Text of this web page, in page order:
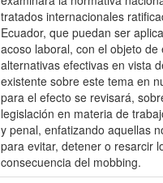
tratados internacionales
Ecuador, que puedan ser
acoso laboral, con el objeto de
alternativas efectivas en vista
existente sobre este tema en
para el efecto se revisará,
legislación en materia de
y penal, enfatizando aquellas
para evitar, detener o resarcir
consecuencia del mobbing.